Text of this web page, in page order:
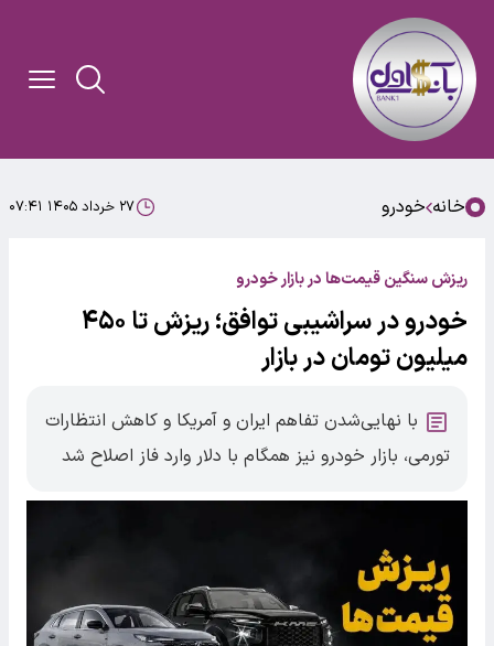
خانه خودرو ۲۷ خرداد ۱۴۰۵ ۰۷:۴۱
ریزش سنگین قیمت‌ها در بازار خودرو
خودرو در سراشیبی توافق؛ ریزش تا ۴۵۰
میلیون تومان در بازار
با نهایی‌شدن تفاهم ایران و آمریکا و کاهش انتظارات
تورمی، بازار خودرو نیز همگام با دلار وارد فاز اصلاح شد